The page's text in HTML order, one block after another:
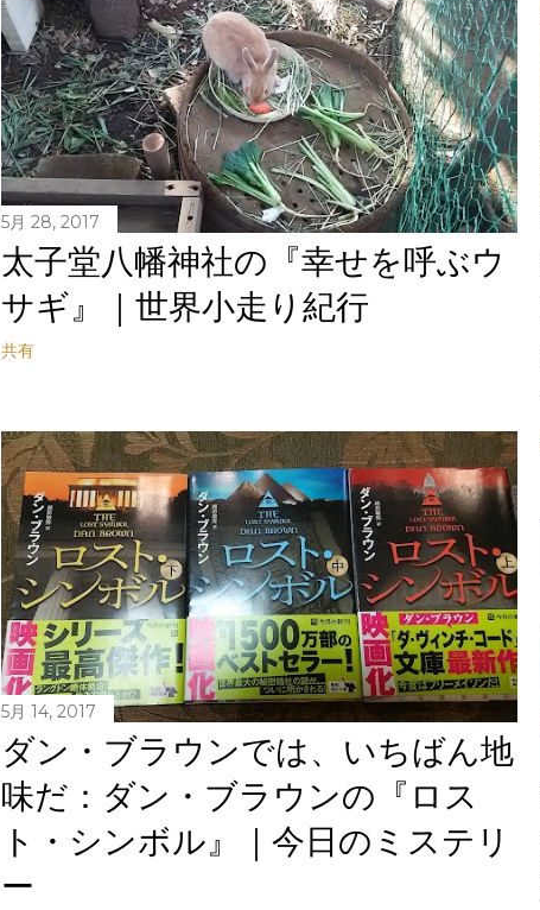
5月 28, 2017
太子堂八幡神社の『幸せを呼ぶウ
サギ』｜世界小走り紀行
共有
5月 14, 2017
ダン・ブラウンでは、いちばん地
味だ：ダン・ブラウンの『ロス
ト・シンボル』｜今日のミステリ
ー